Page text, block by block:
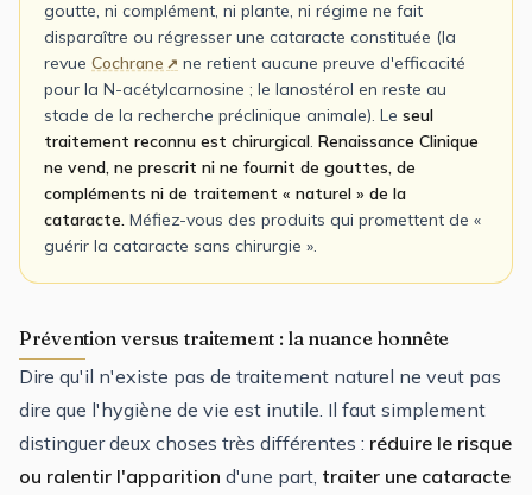
goutte, ni complément, ni plante, ni régime ne fait
disparaître ou régresser une cataracte constituée (la
revue Cochrane
ne retient aucune preuve d'efficacité
pour la N-acétylcarnosine ; le lanostérol en reste au
stade de la recherche préclinique animale). Le seul
traitement reconnu est chirurgical Renaissance Clinique
ne vend, ne prescrit ni ne fournit de gouttes, de
compléments ni de traitement « naturel » de la
cataracte. Méfiez-vous des produits qui promettent de «
guérir la cataracte sans chirurgie ».
Prévention versus traitement : la nuance honnête
Dire qu'il n'existe pas de traitement naturel ne veut pas
dire que l'hygiène de vie est inutile. Il faut simplement
distinguer deux choses très différentes : réduire le risque
ou ralentir l'apparition d'une part, traiter une cataracte